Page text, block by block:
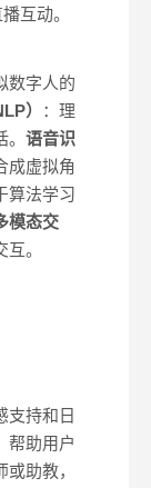
互动。
数字人的
）
：理
语音识
成虚拟角
算法学习
模态交
。
支持和日
帮助用户
助教，